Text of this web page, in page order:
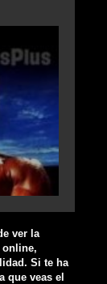
ver la
online,
Si te ha
que veas el